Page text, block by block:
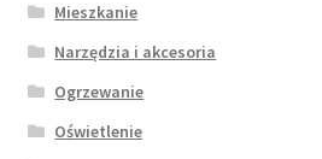
Mieszkanie
Narzędzia i akcesoria
Ogrzewanie
Oświetlenie